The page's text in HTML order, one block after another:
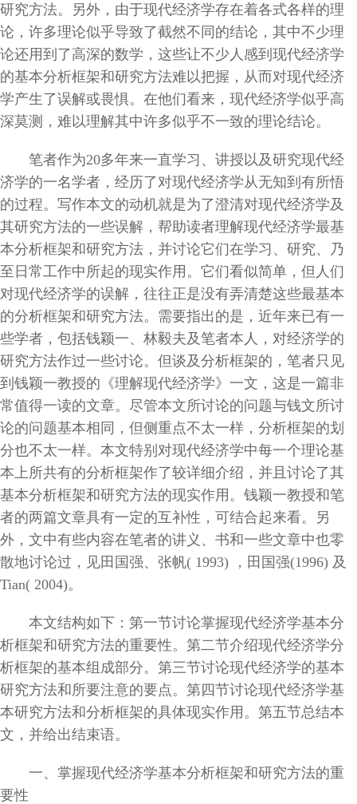
研究方法。另外，由于现代经济学存在着各式各样的理
论，许多理论似乎导致了截然不同的结论，其中不少理
论还用到了高深的数学，这些让不少人感到现代经济学
的基本分析框架和研究方法难以把握，从而对现代经济
学产生了误解或畏惧。在他们看来，现代经济学似乎高
深莫测，难以理解其中许多似乎不一致的理论结论。
笔者作为20多年来一直学习、讲授以及研究现代经
济学的一名学者，经历了对现代经济学从无知到有所悟
的过程。写作本文的动机就是为了澄清对现代经济学及
其研究方法的一些误解，帮助读者理解现代经济学最基
本分析框架和研究方法，并讨论它们在学习、研究、乃
至日常工作中所起的现实作用。它们看似简单，但人们
对现代经济学的误解，往往正是没有弄清楚这些最基本
的分析框架和研究方法。需要指出的是，近年来已有一
些学者，包括钱颖一、林毅夫及笔者本人，对经济学的
研究方法作过一些讨论。但谈及分析框架的，笔者只见
到钱颖一教授的《理解现代经济学》一文，这是一篇非
常值得一读的文章。尽管本文所讨论的问题与钱文所讨
论的问题基本相同，但侧重点不太一样，分析框架的划
分也不太一样。本文特别对现代经济学中每一个理论基
本上所共有的分析框架作了较详细介绍，并且讨论了其
基本分析框架和研究方法的现实作用。钱颖一教授和笔
者的两篇文章具有一定的互补性，可结合起来看。另
外，文中有些内容在笔者的讲义、书和一些文章中也零
散地讨论过，见田国强、张帆( 1993) ，田国强(1996) 及
Tian( 2004)。
本文结构如下：第一节讨论掌握现代经济学基本分
析框架和研究方法的重要性。第二节介绍现代经济学分
析框架的基本组成部分。第三节讨论现代经济学的基本
研究方法和所要注意的要点。第四节讨论现代经济学基
本研究方法和分析框架的具体现实作用。第五节总结本
文，并给出结束语。
一、掌握现代经济学基本分析框架和研究方法的重
要性